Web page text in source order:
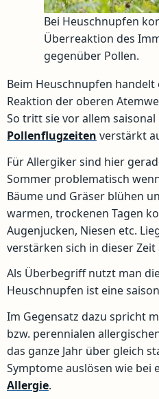
Bei Heuschnupfen
Überreaktion des
gegenüber Pollen.
Beim Heuschnupfen
Reaktion der oberen
So tritt sie vor allem
Pollenflugzeiten verstärkt
Für Allergiker sind hier
Sommer problematisch
Bäume und Gräser blühen
warmen, trockenen Tagen
Augenjucken, Niesen etc.
verstärken sich in dieser
Als Überbegriff nutzt man
Heuschnupfen ist eine
Im Gegensatz dazu spricht
bzw. perennialen
das ganze Jahr über gleich
Symptome auslösen wie bei
Allergie.